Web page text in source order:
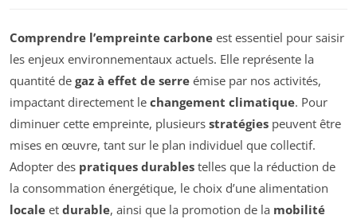
Comprendre l’empreinte carbone est essentiel pour saisir
les enjeux environnementaux actuels. Elle représente la
quantité de gaz à effet de serre émise par nos activités,
impactant directement le changement climatique. Pour
diminuer cette empreinte, plusieurs stratégies peuvent être
mises en œuvre, tant sur le plan individuel que collectif.
Adopter des pratiques durables telles que la réduction de
la consommation énergétique, le choix d’une alimentation
locale et durable, ainsi que la promotion de la mobilité